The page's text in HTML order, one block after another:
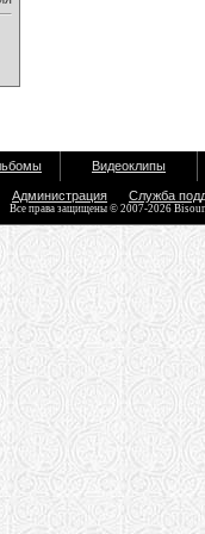
Видеоклипы
Администрация Служба
Все права защищены © 2007-2026